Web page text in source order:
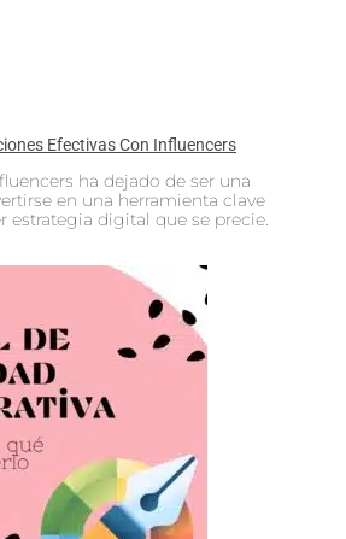
Efectivas Con Influencers
ha dejado de ser una
en una herramienta clave
estrategia digital que se precie.